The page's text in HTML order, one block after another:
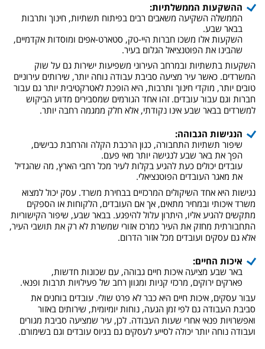
ההשקעות הממשלתיות:
הממשלה השקיעה משאבים רבים בפיתוח תשתיות, חינוך ותרבות
בבאר שבע.
השקעות אלו משכו חברות היי-טק, סטארט-אפים ומוסדות אקדמיים,
שהבינו את הפוטנציאל הגלום בעיר.
השקעות בתשתיות ובמרחב העירוני משפיעות ישירות גם על שוק
המשרדים. כאשר עיר מציעה סביבת עבודה נוחה יותר, שירותים עירוניים
טובים יותר, מוקדי חינוך ותרבות, היא הופכת לאטרקטיבית יותר גם עבור
חברות וגם עבור עובדים. זהו אחד הגורמים שמסבירים מדוע הביקוש
למשרדים בבאר שבע אינו נקודתי, אלא חלק ממגמה רחבה יותר.
הנגישות הגבוהה:
שיפור תשתיות התחבורה, כגון הרכבת הקלה והרחבת כבישים,
הפך את באר שבע לנגישה יותר מאי פעם.
עובדים יכולים כעת להגיע בקלות לעיר מכל רחבי הארץ, מה שהגדיל
את מאגר העובדים הפוטנציאלי.
נגישות היא אחד השיקולים המרכזיים בבחירת משרד. עסק יכול למצוא
משרד איכותי ובמחיר מתאים, אך אם העובדים, הלקוחות או הספקים
מתקשים להגיע אליו, היתרון עלול להיפגע. בבאר שבע, שיפור הקישוריות
התחבורתית מחזק את העיר כמרכז אזורי שמשרת לא רק את תושבי העיר,
אלא גם עסקים ועובדים מכל אזור הדרום.
איכות החיים:
באר שבע מציעה איכות חיים גבוהה, עם שכונות חדשות,
פארקים ירוקים, מרכזי קניות ומגוון רחב של פעילויות תרבות ופנאי.
עבור עסקים, איכות חיים היא כבר לא פרט שולי. עובדים בוחנים את
סביבת העבודה גם לפי זמן הגעה, נוחות יומיומית, שירותים באזור
ואפשרויות פנאי אחרי שעות העבודה. לכן, עיר שמציעה סביבת מגורים
ועבודה נוחה יותר יכולה לסייע לעסקים גם בגיוס עובדים וגם בשימורם.